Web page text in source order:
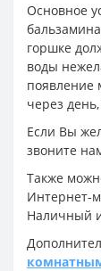
Основное
горшке
воды
появление
через
Если Вы
звоните
Также
Интернет-
Наличный